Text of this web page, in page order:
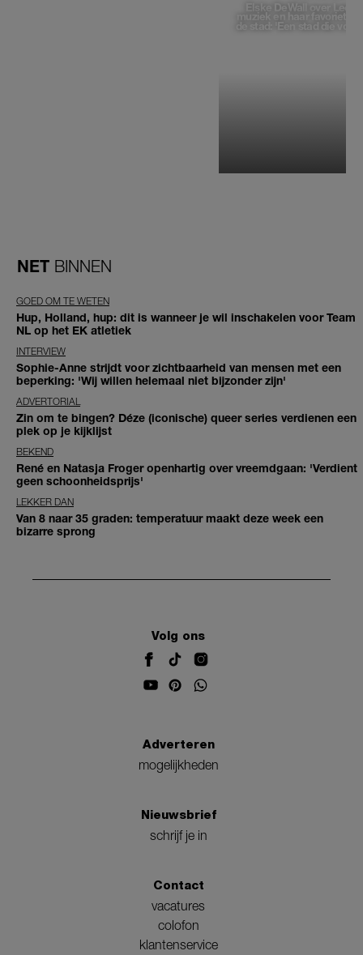
Elske DeWall over
muziek en haar favoriete
de stad: 'Een stad die
NET BINNEN
GOED OM TE WETEN
Hup, Holland, hup: dit is wanneer je wil inschakelen voor Team
NL op het EK atletiek
INTERVIEW
Sophie-Anne strijdt voor zichtbaarheid van mensen met een
beperking: 'Wij willen helemaal niet bijzonder zijn'
ADVERTORIAL
Zin om te bingen? Déze (iconische) queer series verdienen een
plek op je kijklijst
BEKEND
René en Natasja Froger openhartig over vreemdgaan: 'Verdient
geen schoonheidsprijs'
LEKKER DAN
Van 8 naar 35 graden: temperatuur maakt deze week een
bizarre sprong
Volg ons
Adverteren
mogelijkheden
Nieuwsbrief
schrijf je in
Contact
vacatures
colofon
klantenservice